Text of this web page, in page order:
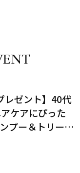
レゼント】40代
ケアにぴった
プー＆トリート